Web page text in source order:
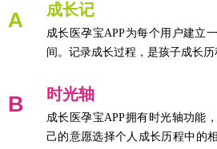
成长记
成长医孕宝APP为每个用户建立
间。记录成长过程，是孩子成长历
A
时光轴
成长医孕宝APP拥有时光轴功能
己的意愿选择个人成长历程中的
B